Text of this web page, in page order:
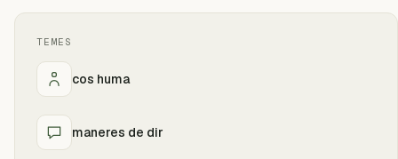
TEMES
cos huma
maneres de dir